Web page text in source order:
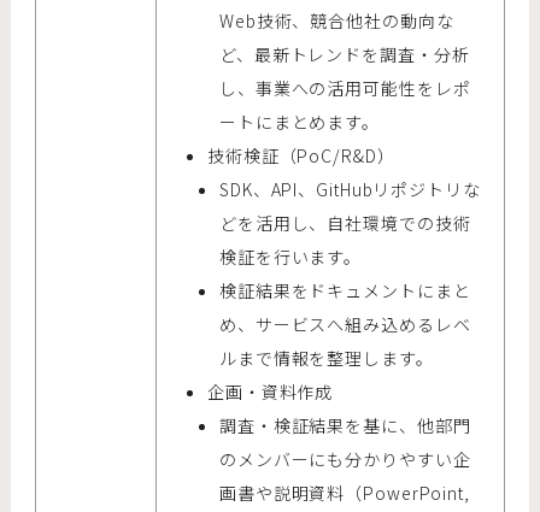
Web技術、競合他社の動向な
ど、最新トレンドを調査・分析
し、事業への活用可能性をレポ
ートにまとめます。
技術検証（PoC/R&D）
SDK、API、GitHubリポジトリな
どを活用し、自社環境での技術
検証を行います。
検証結果をドキュメントにまと
め、サービスへ組み込めるレベ
ルまで情報を整理します。
企画・資料作成
調査・検証結果を基に、他部門
のメンバーにも分かりやすい企
画書や説明資料（PowerPoint,